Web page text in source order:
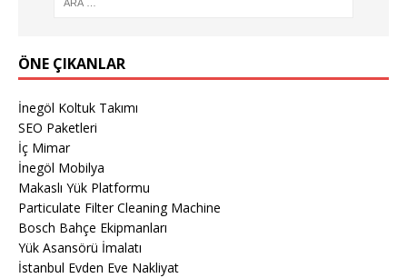
ÖNE ÇIKANLAR
İnegöl Koltuk Takımı
SEO Paketleri
İç Mimar
İnegöl Mobilya
Makaslı Yük Platformu
Particulate Filter Cleaning Machine
Bosch Bahçe Ekipmanları
Yük Asansörü İmalatı
İstanbul Evden Eve Nakliyat